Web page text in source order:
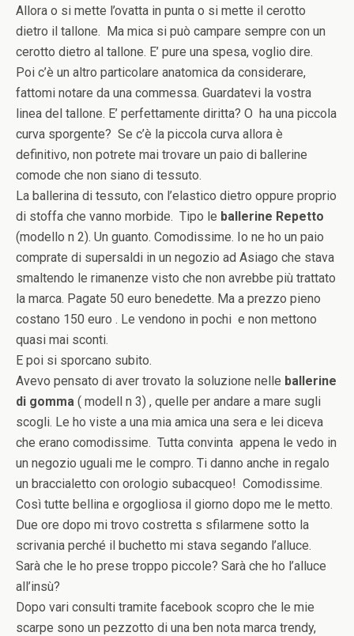
Allora o si mette l’ovatta in punta o si mette il cerotto
dietro il tallone. Ma mica si può campare sempre con un
cerotto dietro al tallone. E’ pure una spesa, voglio dire.
Poi c’è un altro particolare anatomica da considerare,
fattomi notare da una commessa. Guardatevi la vostra
linea del tallone. E’ perfettamente diritta? O ha una piccola
curva sporgente? Se c’è la piccola curva allora è
definitivo, non potrete mai trovare un paio di ballerine
comode che non siano di tessuto.
La ballerina di tessuto, con l’elastico dietro oppure proprio
di stoffa che vanno morbide. Tipo le ballerine Repetto
(modello n 2). Un guanto. Comodissime. Io ne ho un paio
comprate di supersaldi in un negozio ad Asiago che stava
smaltendo le rimanenze visto che non avrebbe più trattato
la marca. Pagate 50 euro benedette. Ma a prezzo pieno
costano 150 euro . Le vendono in pochi e non mettono
quasi mai sconti.
E poi si sporcano subito.
Avevo pensato di aver trovato la soluzione nelle ballerine
di gomma ( modell n 3) , quelle per andare a mare sugli
scogli. Le ho viste a una mia amica una sera e lei diceva
che erano comodissime. Tutta convinta appena le vedo in
un negozio uguali me le compro. Ti danno anche in regalo
un braccialetto con orologio subacqueo! Comodissime.
Così tutte bellina e orgogliosa il giorno dopo me le metto.
Due ore dopo mi trovo costretta s sfilarmene sotto la
scrivania perché il buchetto mi stava segando l’alluce.
Sarà che le ho prese troppo piccole? Sarà che ho l’alluce
all’insù?
Dopo vari consulti tramite facebook scopro che le mie
scarpe sono un pezzotto di una ben nota marca trendy,